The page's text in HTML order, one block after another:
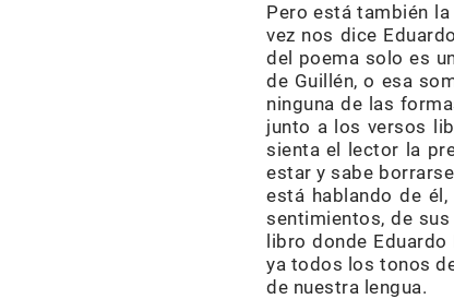
Pero está también
vez nos dice
del poema solo es
de Guillén, o esa
ninguna de las
junto a los versos
sienta el lector la
estar y sabe
está hablando de
sentimientos, de
libro donde
ya todos los tonos
de nuestra lengua.